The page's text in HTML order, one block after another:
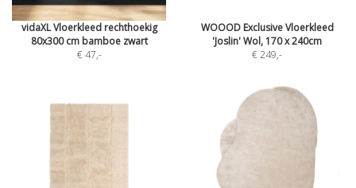
vidaXL Vloerkleed rechthoekig
80x300 cm bamboe zwart
€ 47,-
WOOOD Exclusive Vloerkleed
'Joslin' Wol, 170 x 240cm
€ 249,-